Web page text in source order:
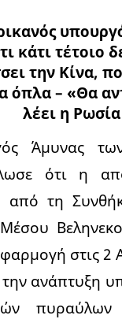
κάτι τέτοιο
την Κίνα,
όπλα – «Θα
λέει η Ρωσία
Άμυνας
ότι η
από τη
στις
την ανάπτυξη